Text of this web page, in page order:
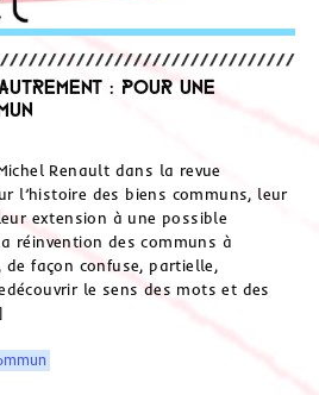
: pour une
Renault dans la revue
l’histoire des biens communs, leur
extension à une possible
réinvention des communs à
façon confuse, partielle,
le sens des mots et des